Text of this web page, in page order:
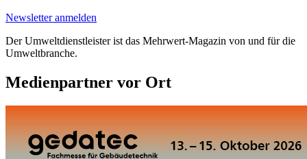
Newsletter anmelden
Der Umweltdienstleister ist das Mehrwert-Magazin von und für die
Umweltbranche.
Medienpartner vor Ort